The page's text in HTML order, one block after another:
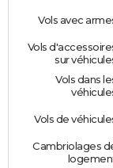
Vols avec
Vols
sur
Vols dans
Vols de
Cambriolages